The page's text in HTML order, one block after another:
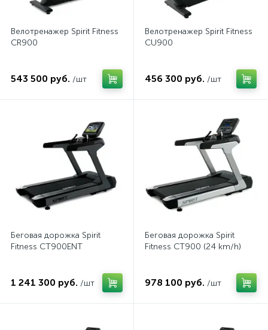
Велотренажер Spirit Fitness
CR900
543 500 руб. /шт
Велотренажер Spirit Fitness
CU900
456 300 руб. /шт
Беговая дорожка Spirit
Fitness CT900ENT
1 241 300 руб. /шт
Беговая дорожка Spirit
Fitness CT900 (24 km/h)
978 100 руб. /шт